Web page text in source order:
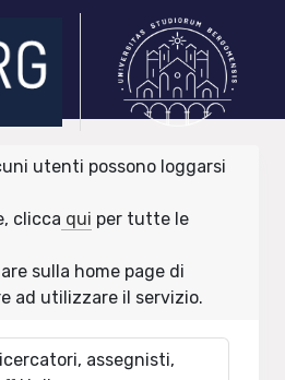
utenti possono loggarsi
clicca qui per tutte le
sulla home page di
ad utilizzare il servizio.
assegnisti,